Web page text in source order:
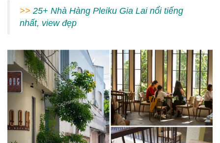
>> 25+ Nhà Hàng Pleiku Gia Lai nổi tiếng
nhất, view đẹp